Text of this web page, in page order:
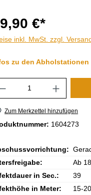
€*
inkl. MwSt. zzgl.
zu den Abholstationen
Anzahl:
Zum Merkzettel hinzufügen
1604273
Ab
in Sec.:
39
in Meter:
15-20